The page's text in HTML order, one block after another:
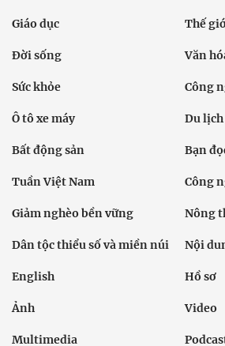
Giáo dục Thế
Đời sống Văn
Sức khỏe Công
Ô tô xe máy Du lịch
Bất động sản Bạn
Tuần Việt Nam Công
Giảm nghèo bền vững Nông
Dân tộc thiểu số và miền núi Nội
English Hồ sơ
Ảnh Video
Multimedia